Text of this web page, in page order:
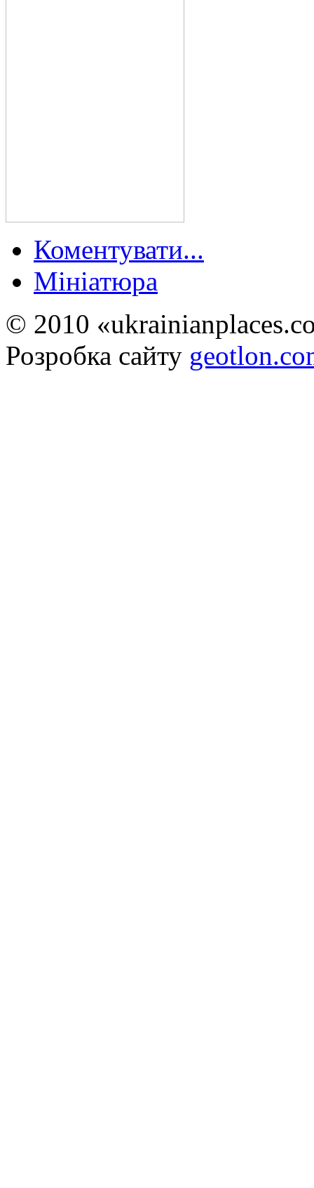
Коментувати...
Мініатюра
© 2010
Розробка сайту